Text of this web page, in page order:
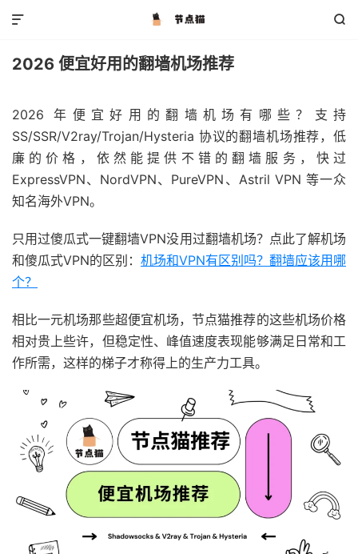


2026 便宜好用的翻墙机场推荐
2026 年便宜好用的翻墙机场有哪些？支持
SS/SSR/V2ray/Trojan/Hysteria 协议的翻墙机场推荐，低
廉的价格，依然能提供不错的翻墙服务，快过
ExpressVPN、NordVPN、PureVPN、Astril VPN 等一众
知名海外VPN。
只用过傻瓜式一键翻墙VPN没用过翻墙机场？点此了解机场
和傻瓜式VPN的区别： 机场和VPN有区别吗？翻墙应该用哪
个？
相比一元机场那些超便宜机场，节点猫推荐的这些机场价格
相对贵上些许，但稳定性、峰值速度表现能够满足日常和工
作所需，这样的梯子才称得上的生产力工具。